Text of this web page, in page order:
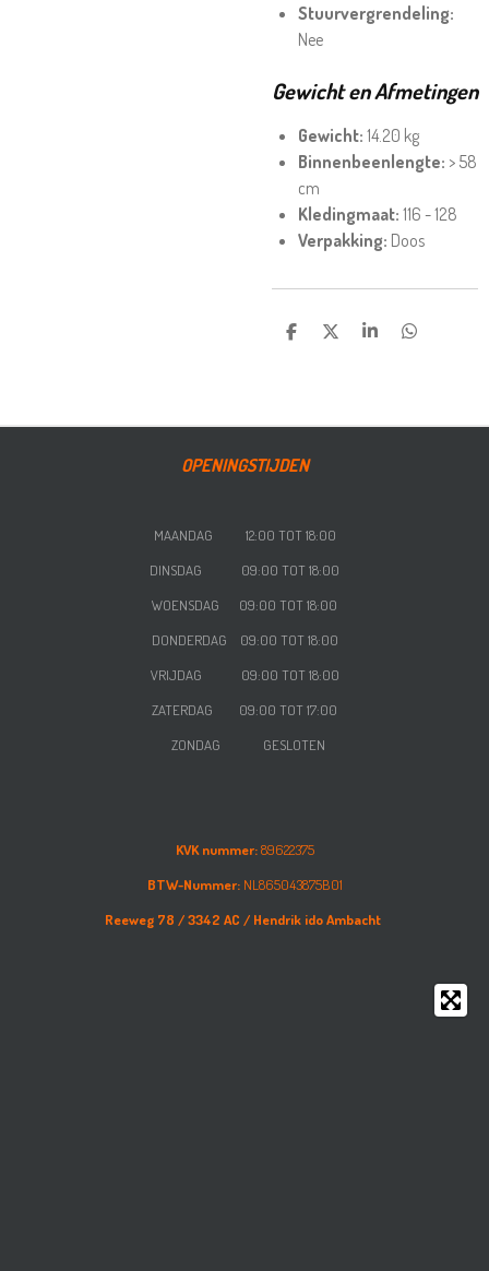
Stuurvergrendeling:
Nee
Gewicht en Afmetingen
Gewicht: 14.20 kg
Binnenbeenlengte: > 58
cm
Kledingmaat: 116 - 128
Verpakking: Doos
DELENDEEL SHAREDELEN
OPENINGSTIJDEN
MAANDAG 12:00 TOT 18:00
DINSDAG 09:00 TOT 18:00
WOENSDAG 09:00 TOT 18:00
DONDERDAG 09:00 TOT 18:00
VRIJDAG
09:00 TOT 18:00
ZATERDAG 09:00 TOT 17:00
ZONDAG GESLOTEN
KVK nummer:89622375
BTW-Nummer:NL865043875B01
Reeweg 78 /3342 AC / Hendrik ido Ambacht